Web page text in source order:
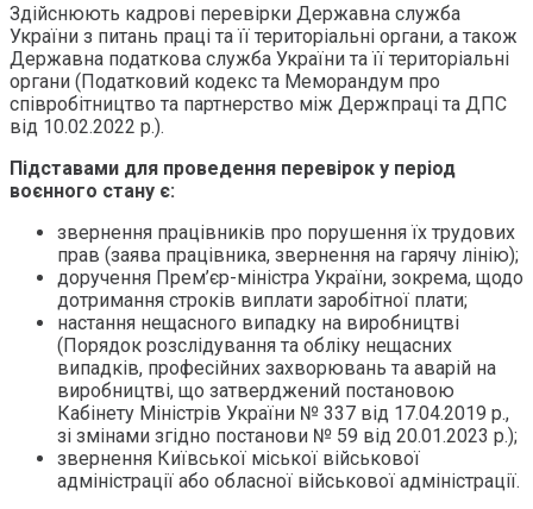
Здійснюють кадрові перевірки Державна служба
України з питань праці та її територіальні органи, а також
Державна податкова служба України та її територіальні
органи (Податковий кодекс та Меморандум про
співробітництво та партнерство між Держпраці та ДПС
від 10.02.2022 р.).
Підставами для проведення перевірок у період
воєнного стану є:
звернення працівників про порушення їх трудових
прав (заява працівника, звернення на гарячу лінію);
доручення Прем’єр-міністра України, зокрема, щодо
дотримання строків виплати заробітної плати;
настання нещасного випадку на виробництві
(Порядок розслідування та обліку нещасних
випадків, професійних захворювань та аварій на
виробництві, що затверджений постановою
Кабінету Міністрів України № 337 від 17.04.2019 р.,
зі змінами згідно постанови № 59 від 20.01.2023 р.);
звернення Київської міської військової
адміністрації або обласної військової адміністрації.